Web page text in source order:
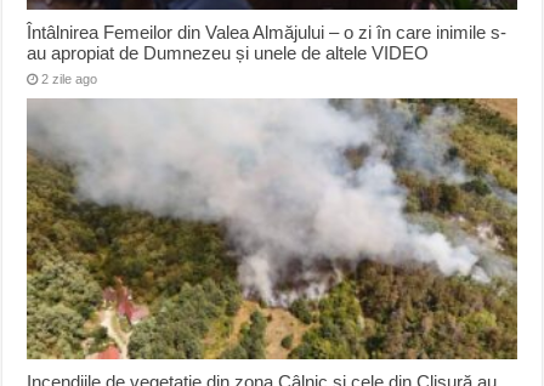
Întâlnirea Femeilor din Valea Almăjului – o zi în care inimile s-
au apropiat de Dumnezeu și unele de altele VIDEO
2 zile ago